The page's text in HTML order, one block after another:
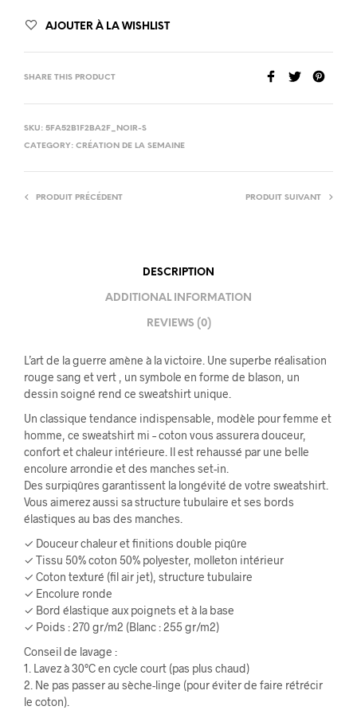
AJOUTER À LA WISHLIST
SHARE THIS PRODUCT
SKU: 5FA52B1F2BA2F_NOIR-S
CATEGORY: CRÉATION DE LA SEMAINE
PRODUIT PRÉCÉDENT PRODUIT SUIVANT
DESCRIPTION
ADDITIONAL INFORMATION
REVIEWS (0)
L’art de la guerre amène à la victoire. Une superbe réalisation
rouge sang et vert , un symbole en forme de blason, un
dessin soigné rend ce sweatshirt unique.
Un classique tendance indispensable, modèle pour femme et
homme, ce sweatshirt mi – coton vous assurera douceur,
confort et chaleur intérieure. Il est rehaussé par une belle
encolure arrondie et des manches set-in.
Des surpiqûres garantissent la longévité de votre sweatshirt.
Vous aimerez aussi sa structure tubulaire et ses bords
élastiques au bas des manches.
✓ Douceur chaleur et finitions double piqûre
✓ Tissu 50% coton 50% polyester, molleton intérieur
✓ Coton texturé (fil air jet), structure tubulaire
✓ Encolure ronde
✓ Bord élastique aux poignets et à la base
✓ Poids : 270 gr/m2 (Blanc : 255 gr/m2)
Conseil de lavage :
1. Lavez à 30°C en cycle court (pas plus chaud)
2. Ne pas passer au sèche-linge (pour éviter de faire rétrécir
le coton).